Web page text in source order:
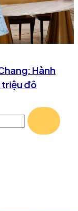
Hành
triệu đô